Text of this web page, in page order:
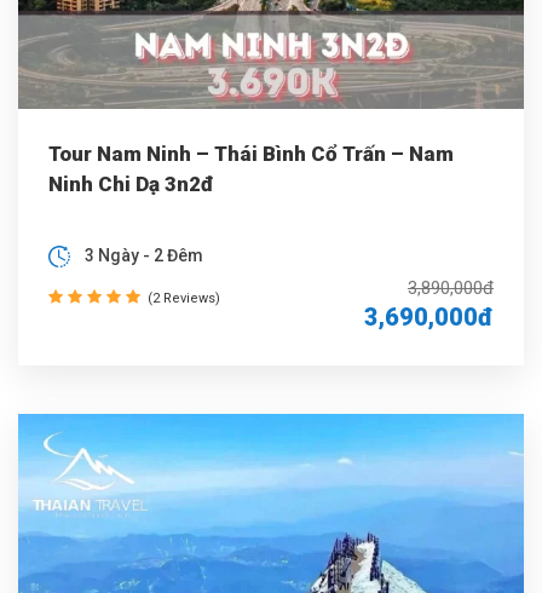
Tour Nam Ninh – Thái Bình Cổ Trấn – Nam
Ninh Chi Dạ 3n2đ
3,890,000đ
3,690,000đ
3 Ngày - 2 Đêm
(2 Reviews)